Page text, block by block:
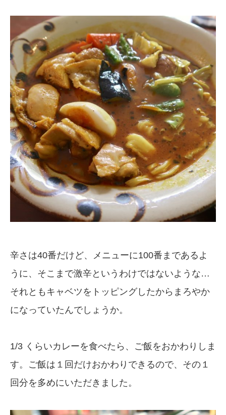
辛さは40番だけど、メニューに100番まであるよ
うに、そこまで激辛というわけではないような…
それともキャベツをトッピングしたからまろやか
になっていたんでしょうか。
1/3 くらいカレーを食べたら、ご飯をおかわりしま
す。ご飯は１回だけおかわりできるので、その１
回分を多めにいただきました。